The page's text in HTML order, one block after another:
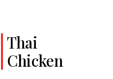
Classic
Thai
Chicken